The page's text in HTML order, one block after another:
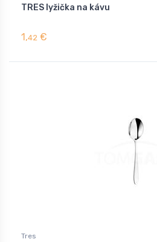
TRES lyžička na kávu
1,42 €
Tres